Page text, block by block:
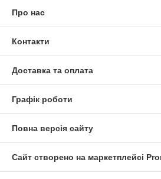
Про нас
Контакти
Доставка та оплата
Графік роботи
Повна версія сайту
Сайт створено на маркетплейсі